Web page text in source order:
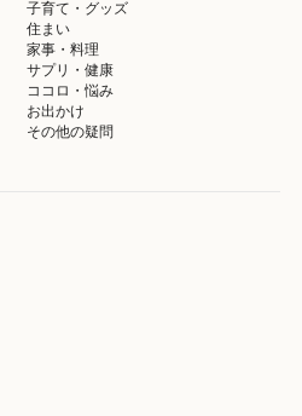
子育て・グッズ
住まい
家事・料理
サプリ・健康
ココロ・悩み
お出かけ
その他の疑問